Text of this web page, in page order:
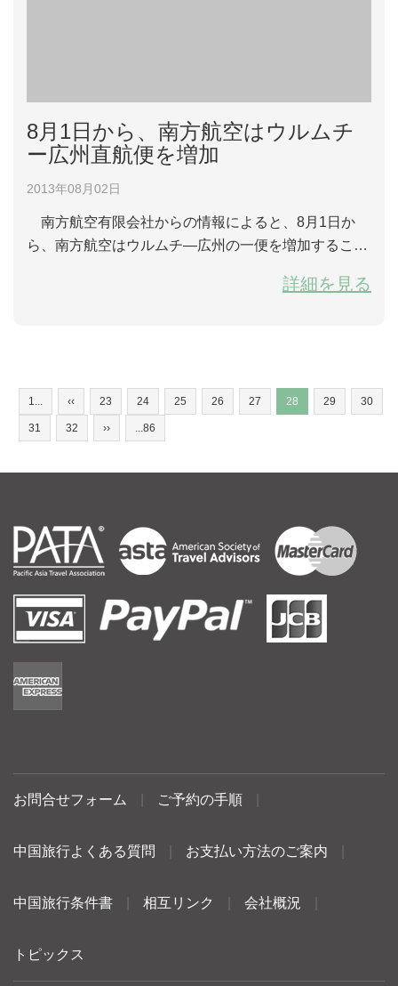
8月1日から、南方航空はウルムチ
ー広州直航便を増加
2013年08月02日
南方航空有限会社からの情報によると、8月1日か
ら、南方航空はウルムチ―広州の一便を増加すること
を運航する。 便名のCZ6857予定時刻は17：40にウ
詳細を見る
1... ‹‹ 23 24 25 26 27 28 29 30
31 32 ›› ...86
お問合せフォーム ご予約の手順
中国旅行よくある質問 お支払い方法のご案内
中国旅行条件書 相互リンク 会社概況
トピックス